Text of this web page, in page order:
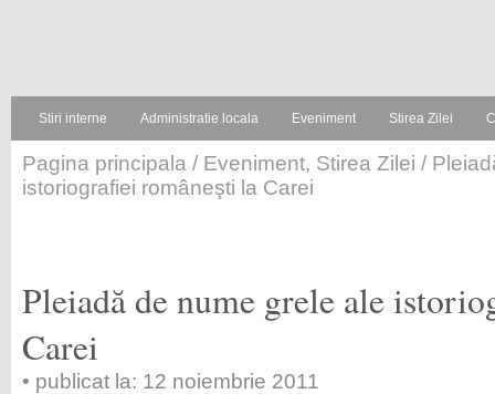
Stiri interne Administratie locala Eveniment Stirea Zilei
Pagina principala / Eveniment, Stirea Zilei /
istoriografiei româneşti la Carei
Pleiadă de nume grele ale
Carei
• publicat la: 12 noiembrie 2011